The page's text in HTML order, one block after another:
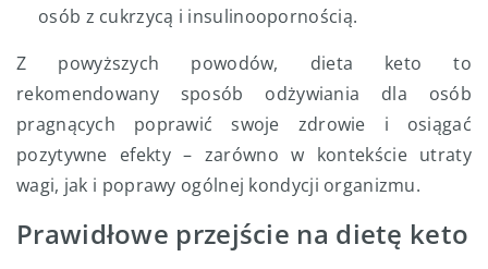
osób z cukrzycą i insulinoopornością.
Z powyższych powodów, dieta keto to
rekomendowany sposób odżywiania dla osób
pragnących poprawić swoje zdrowie i osiągać
pozytywne efekty – zarówno w kontekście utraty
wagi, jak i poprawy ogólnej kondycji organizmu.
Prawidłowe przejście na dietę keto